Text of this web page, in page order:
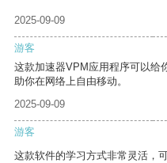
2025-09-09
游客
这款加速器VPM应用程序可以给
助你在网络上自由移动。
2025-09-09
游客
这款软件的学习方式非常灵活，